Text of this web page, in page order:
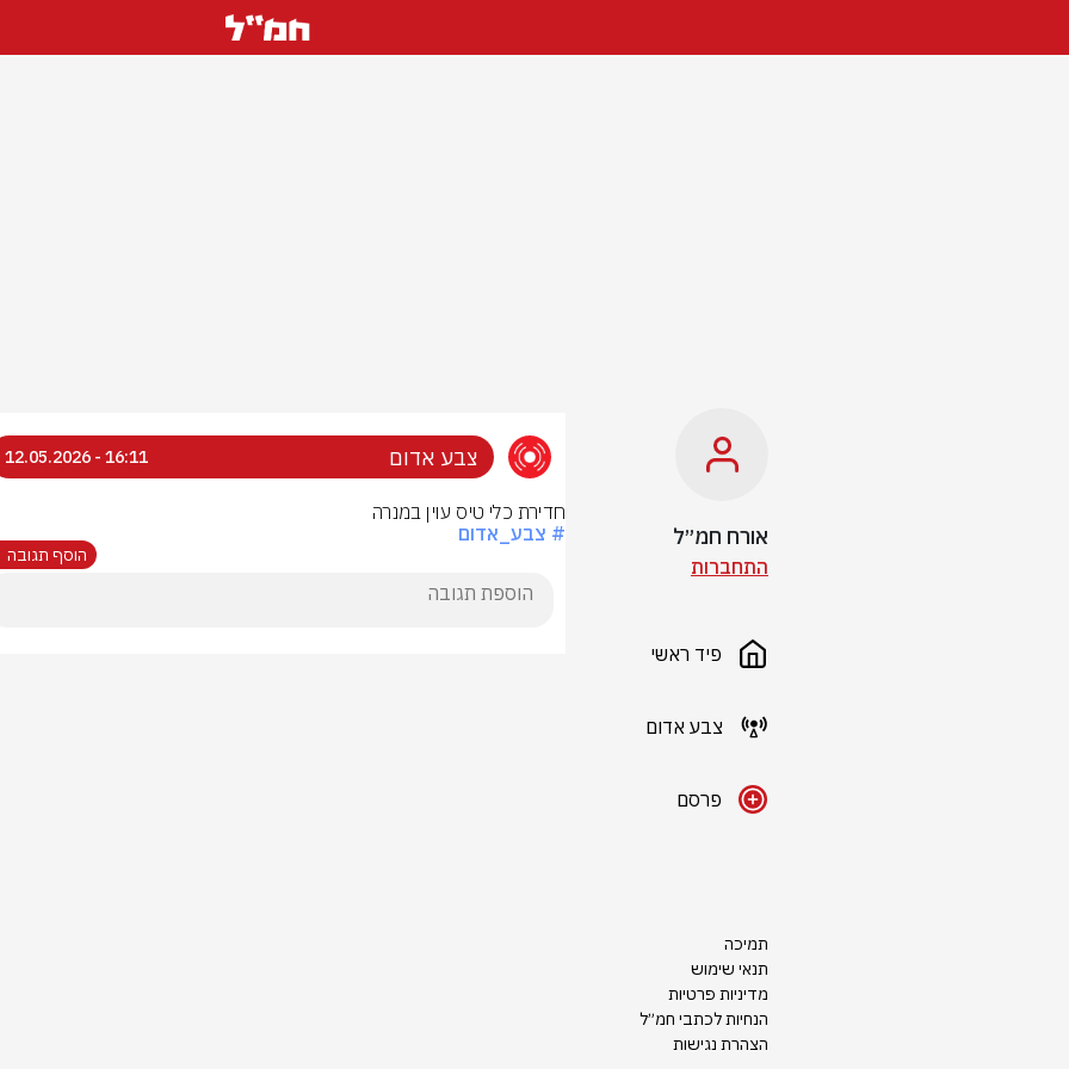
אורח חמ״ל
התחברות
פיד ראשי
צבע אדום
פרסם
תמיכה
תנאי שימוש
מדיניות פרטיות
הנחיות לכתבי חמ״ל
הצהרת נגישות
צבע אדום 16:11 - 12.05.2026
חדירת כלי טיס עוין במנרה
# צבע_אדום
הוסף תגובה